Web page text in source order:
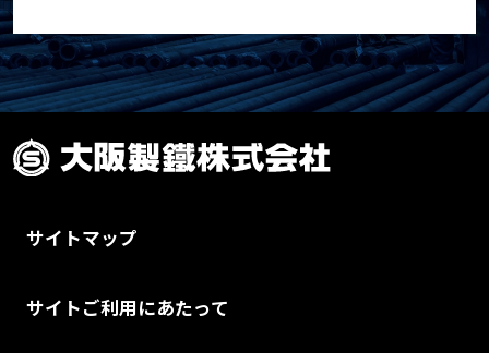
サイトマップ
サイトご利用にあたって